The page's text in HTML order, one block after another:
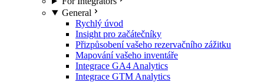
General
Rychlý úvod
Insight pro začátečníky
Přizpůsobení vašeho rezervačního zážitku
Mapování vašeho inventáře
Integrace GA4 Analytics
Integrace GTM Analytics